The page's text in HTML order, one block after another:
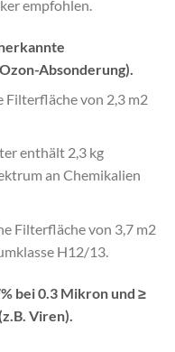
empfohlen.
Absonderung).
von 2,3 m2
enthält 2,3 kg
an Chemikalien
Filterfläche von 3,7 m2
H12/13.
bei 0.3 Mikron und ≥
Viren).